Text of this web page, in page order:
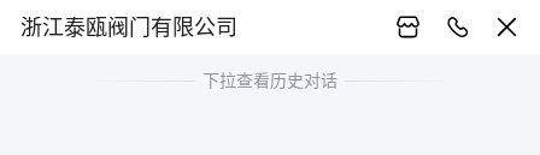
浙江泰瓯阀门有限公司
下拉查看历史对话